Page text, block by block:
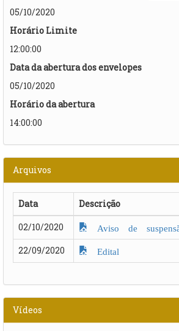
05/10/2020
Horário Limite
12:00:00
Data da abertura dos envelopes
05/10/2020
Horário da abertura
14:00:00
Arquivos
Data Descrição
02/10/2020
Aviso de
22/09/2020
Edital
Vídeos